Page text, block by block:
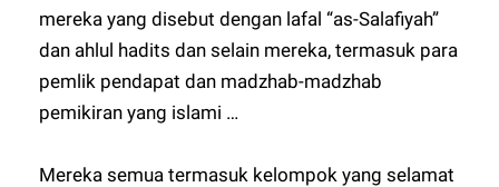
mereka yang disebut dengan lafal “as-Salafiyah”
dan ahlul hadits dan selain mereka, termasuk para
pemlik pendapat dan madzhab-madzhab
pemikiran yang islami …
Mereka semua termasuk kelompok yang selamat